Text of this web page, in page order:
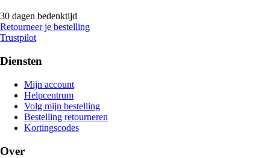
30 dagen bedenktijd
Retourneer je bestelling
Trustpilot
Diensten
Mijn account
Helpcentrum
Volg mijn bestelling
Bestelling retourneren
Kortingscodes
Over